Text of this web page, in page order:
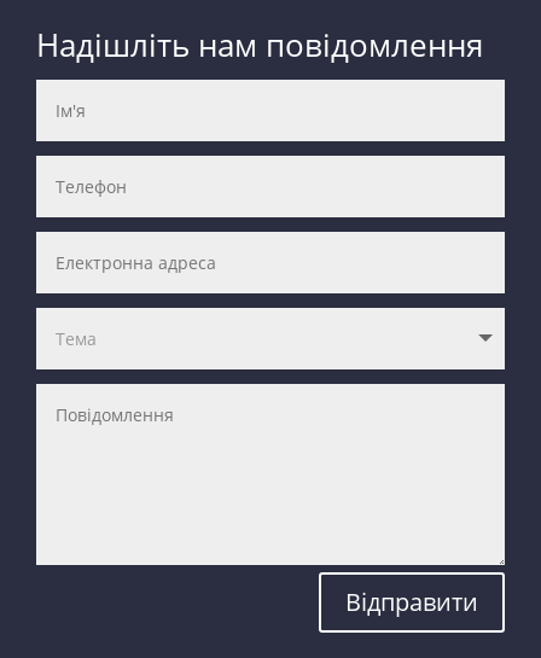
Надішліть нам повідомлення
Відправити